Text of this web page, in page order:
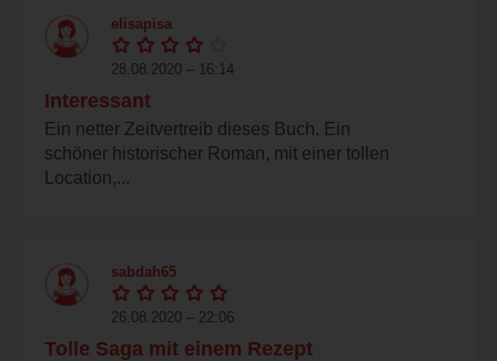
elisapisa
28.08.2020 – 16:14
Interessant
Ein netter Zeitvertreib dieses Buch. Ein
schöner historischer Roman, mit einer tollen
Location,...
sabdah65
26.08.2020 – 22:06
Tolle Saga mit einem Rezept